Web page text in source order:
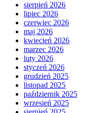
sierpień 2026
lipiec 2026
czerwiec 2026
maj 2026
kwiecień 2026
marzec 2026
luty 2026
styczeń 2026
grudzień 2025
listopad 2025
październik 2025
wrzesień 2025